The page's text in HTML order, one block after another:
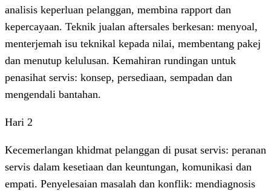
analisis keperluan pelanggan, membina rapport dan
kepercayaan. Teknik jualan aftersales berkesan: menyoal,
menterjemah isu teknikal kepada nilai, membentang pakej
dan menutup kelulusan. Kemahiran rundingan untuk
penasihat servis: konsep, persediaan, sempadan dan
mengendali bantahan.
Hari 2
Kecemerlangan khidmat pelanggan di pusat servis: peranan
servis dalam kesetiaan dan keuntungan, komunikasi dan
empati. Penyelesaian masalah dan konflik: mendiagnosis